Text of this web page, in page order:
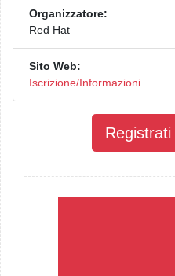
Organizzatore:
Red Hat
Sito Web:
Iscrizione/Informazioni